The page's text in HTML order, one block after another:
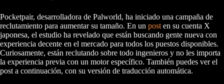
Pocketpair, desarrolladora de Palworld, ha iniciado una campaña de
reclutamiento para aumentar su tamaño. En un post en su cuenta X
japonesa, el estudio ha revelado que están buscando gente nueva con
experiencia decente en el mercado para todos los puestos disponibles.
Curiosamente, están reclutando sobre todo ingenieros y no les importa
la experiencia previa con un motor específico. También puedes ver el
post a continuación, con su versión de traducción automática.